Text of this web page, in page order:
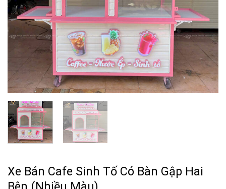
Xe Bán Cafe Sinh Tố Có Bàn Gập Hai